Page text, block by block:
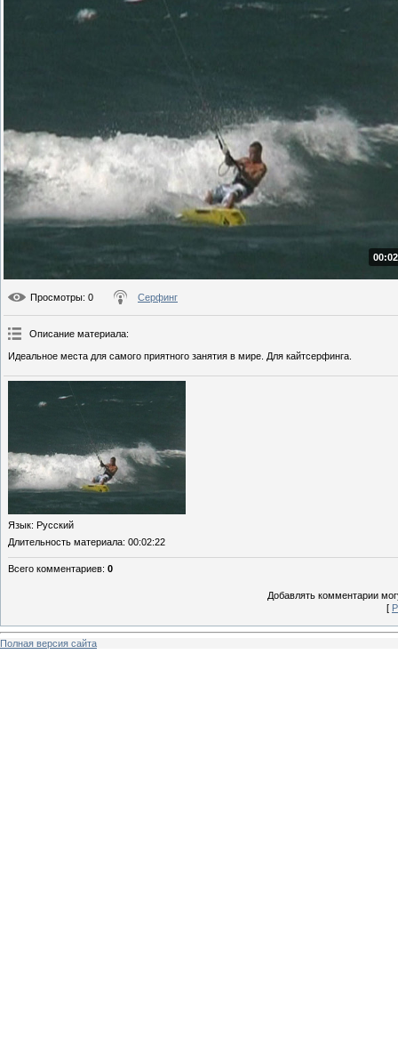
Просмотры: 0 Серфинг
Описание материала:
Идеальное места для самого приятного занятия в мире. Для кайтсерфинга.
Язык: Русский
Длительность материала: 00:02:22
Всего комментариев: 0
Добавлять комментарии
[
Полная версия сайта